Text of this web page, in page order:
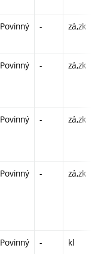
Povinný - zá,zk
Povinný - zá,zk
Povinný - zá,zk
Povinný - zá,zk
Povinný - kl